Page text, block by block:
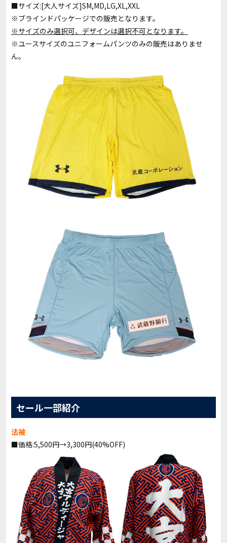
■サイズ:[大人サイズ]SM,MD,LG,XL,XXL
※ブラインドパッケージでの販売となります。
※サイズのみ選択可、デザインは選択不可となります。
※ユースサイズのユニフォームパンツのみの販売はありませ
ん。
セール一部紹介
法被
■価格:5,500円→3,300円(40%OFF)